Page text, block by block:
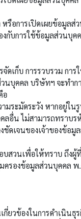
การเปิดเผยข้อมูลส่
กับการใช้ข้อมูลส่วนบุค
บ การรวบรวม การใ
วนบุคคล บริษัทฯ จะทำ
อ
มัดระวัง หากอยู่ในรู
ลอื่น ไม่สามารถทราบร
จนของเจ้าของข้อมู
วนเพื่อให้ทราบ ถึงผู้
องข้อมูลส่วนบุคคล พ
วข้องในการดำเนินธุ